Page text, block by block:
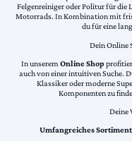
Felgenreiniger oder Politur für die
Motorrads. In Kombination mit
du für eine
Dein Online
In unserem Online Shop
auch von einer intuitiven Suche.
Klassiker oder moderne
Komponenten zu
Deine
Umfangreiches